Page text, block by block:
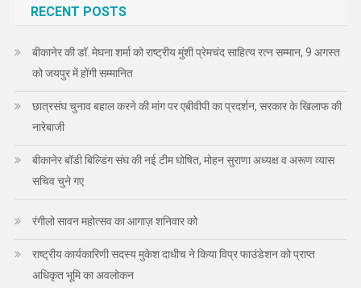
RECENT POSTS
बीकानेर की डॉ. मेघना शर्मा को राष्ट्रीय मुंशी प्रेमचंद साहित्य रत्न सम्मान, 9 अगस्त
को जयपुर में होंगी सम्मानित
छात्रसंघ चुनाव बहाल करने की मांग पर एबीवीपी का प्रदर्शन, सरकार के खिलाफ की
नारेबाजी
बीकानेर बॉडी बिल्डिंग संघ की नई टीम घोषित, मोहन सुराणा अध्यक्ष व अरूण व्यास
सचिव चुने गए
रंगीलो सावन महोत्सव का आगाज़ शनिवार को
राष्ट्रीय कार्यकारिणी सदस्य मुकेश दाधीच ने किया विप्र फाउंडेशन को प्राप्त
अधिकृत भूमि का अवलोकन